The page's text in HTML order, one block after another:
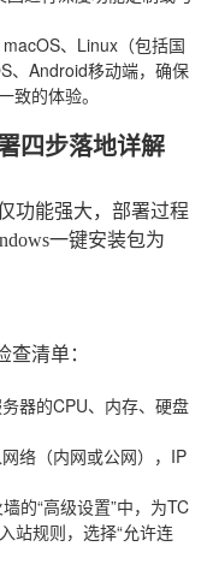
、Linux（包括国
、Android移动端，确保
致的体验。
四步落地详解
功能强大，部署过程
一键安装包为
清单：
器的CPU、内存、硬盘
络（内网或公网），IP
的“高级设置”中，为TC
站规则，选择“允许连